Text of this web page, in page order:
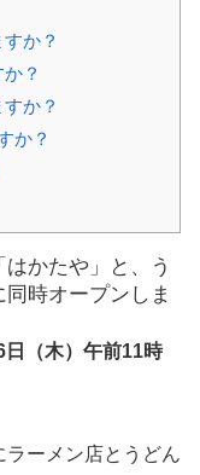
か？
？
か？
か？
かたや」と、う
時オープンしま
（木）午前11時
ーメン店とうどん